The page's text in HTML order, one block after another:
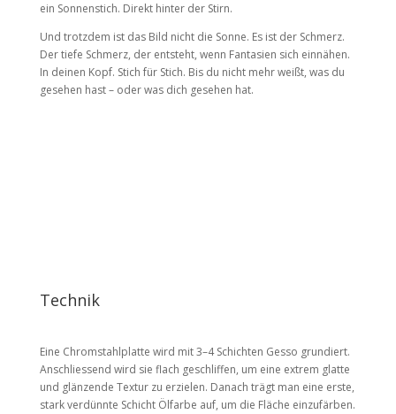
ein Sonnenstich. Direkt hinter der Stirn.
Und trotzdem ist das Bild nicht die Sonne. Es ist der Schmerz.
Der tiefe Schmerz, der entsteht, wenn Fantasien sich einnähen.
In deinen Kopf. Stich für Stich. Bis du nicht mehr weißt, was du
gesehen hast – oder was dich gesehen hat.
Technik
Eine Chromstahlplatte wird mit 3–4 Schichten Gesso grundiert.
Anschliessend wird sie flach geschliffen, um eine extrem glatte
und glänzende Textur zu erzielen. Danach trägt man eine erste,
stark verdünnte Schicht Ölfarbe auf, um die Fläche einzufärben.